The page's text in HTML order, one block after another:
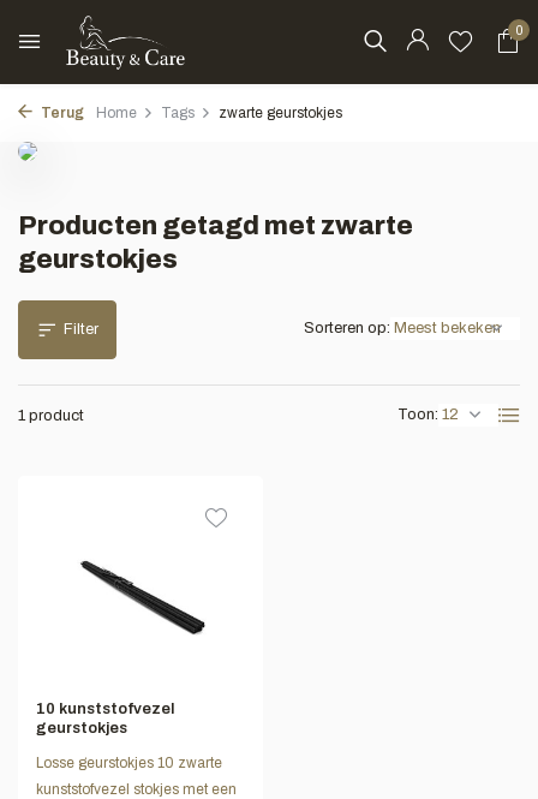
0
Terug Home Tags zwarte geurstokjes
Producten getagd met zwarte
geurstokjes
Filter
1 product Toon:
Sorteren op:
10 kunststofvezel
geurstokjes
Losse geurstokjes 10 zwarte
kunststofvezel stokjes met een